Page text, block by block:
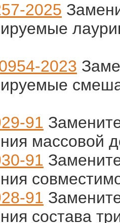
2025
2023
91
массовой
91
91
состава